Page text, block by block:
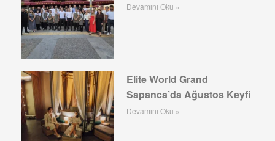
Devamını Oku »
Elite World Grand
Sapanca’da Ağustos Keyfi
Devamını Oku »